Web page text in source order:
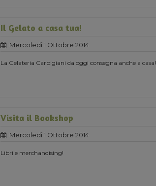
Il Gelato a casa tua!
Mercoledi 1 Ottobre 2014
La Gelateria Carpigiani da oggi consegna anche a casa!
Visita il Bookshop
Mercoledi 1 Ottobre 2014
Libri e merchandising!